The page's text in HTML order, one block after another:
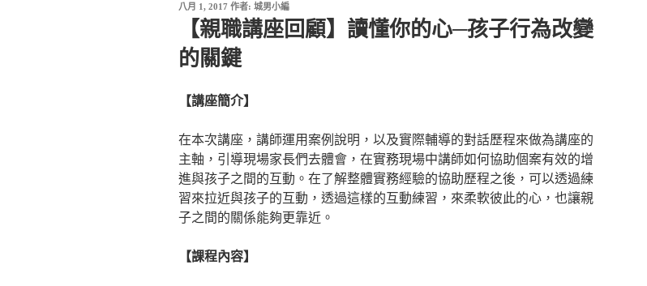
發
八月 1, 2017 作者: 城男小編
【親職講座回顧】讀懂你的心─孩子行為改變
的關鍵
【講座簡介】
在本次講座，講師運用案例說明，以及實際輔導的對話歷程來做為講座的
主軸，引導現場家長們去體會，在實務現場中講師如何協助個案有效的增
進與孩子之間的互動。在了解整體實務經驗的協助歷程之後，可以透過練
習來拉近與孩子的互動，透過這樣的互動練習，來柔軟彼此的心，也讓親
子之間的關係能夠更靠近。
【課程內容】